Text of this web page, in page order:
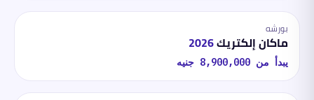
بورشه
ماكان إلكتريك2026
يبدأ من 8,900,000 جنيه